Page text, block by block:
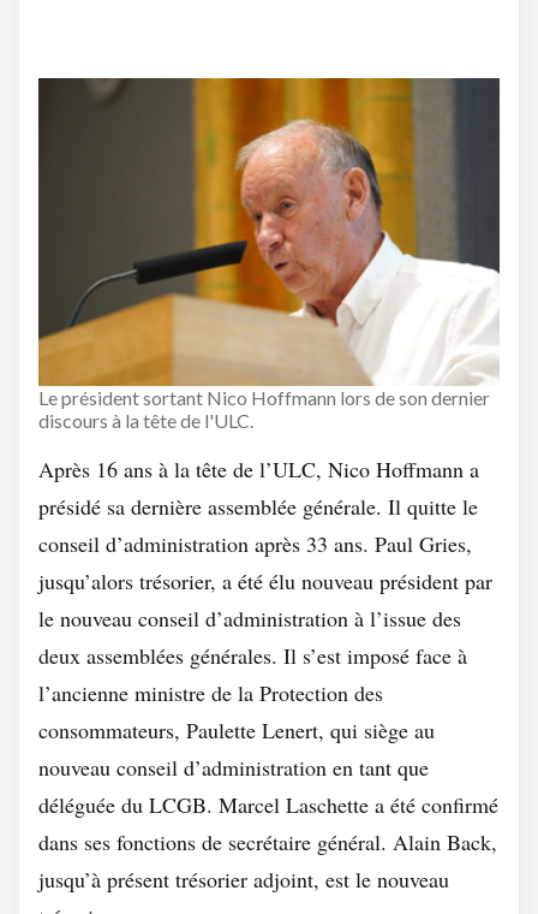
Le président sortant Nico Hoffmann lors de son dernier
discours à la tête de l'ULC.
Après 16 ans à la tête de l’ULC, Nico Hoffmann a
présidé sa dernière assemblée générale. Il quitte le
conseil d’administration après 33 ans. Paul Gries,
jusqu’alors trésorier, a été élu nouveau président par
le nouveau conseil d’administration à l’issue des
deux assemblées générales. Il s’est imposé face à
l’ancienne ministre de la Protection des
consommateurs, Paulette Lenert, qui siège au
nouveau conseil d’administration en tant que
déléguée du LCGB. Marcel Laschette a été confirmé
dans ses fonctions de secrétaire général. Alain Back,
jusqu’à présent trésorier adjoint, est le nouveau